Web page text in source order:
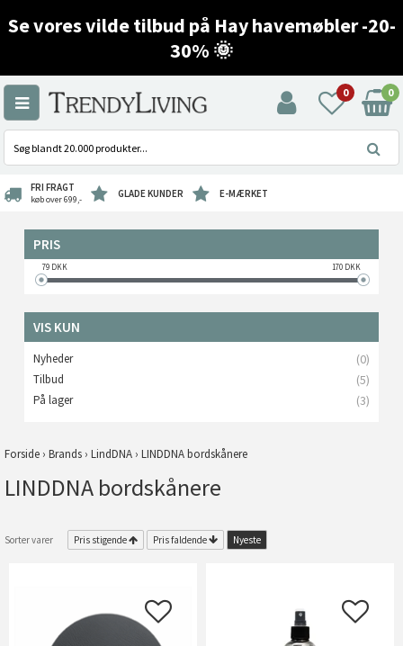
Se vores vilde tilbud på Hay havemøbler -20-
30% 🌞
0 0
FRI FRAGT
køb over 699,- GLADE KUNDER E-MÆRKET
PRIS
79DKK 170DKK
VIS KUN
Nyheder (0)
Tilbud (5)
På lager (3)
Forside › Brands › LindDNA › LINDDNA bordskånere
LINDDNA bordskånere
Sorter varer Pris stigende Pris faldende Nyeste